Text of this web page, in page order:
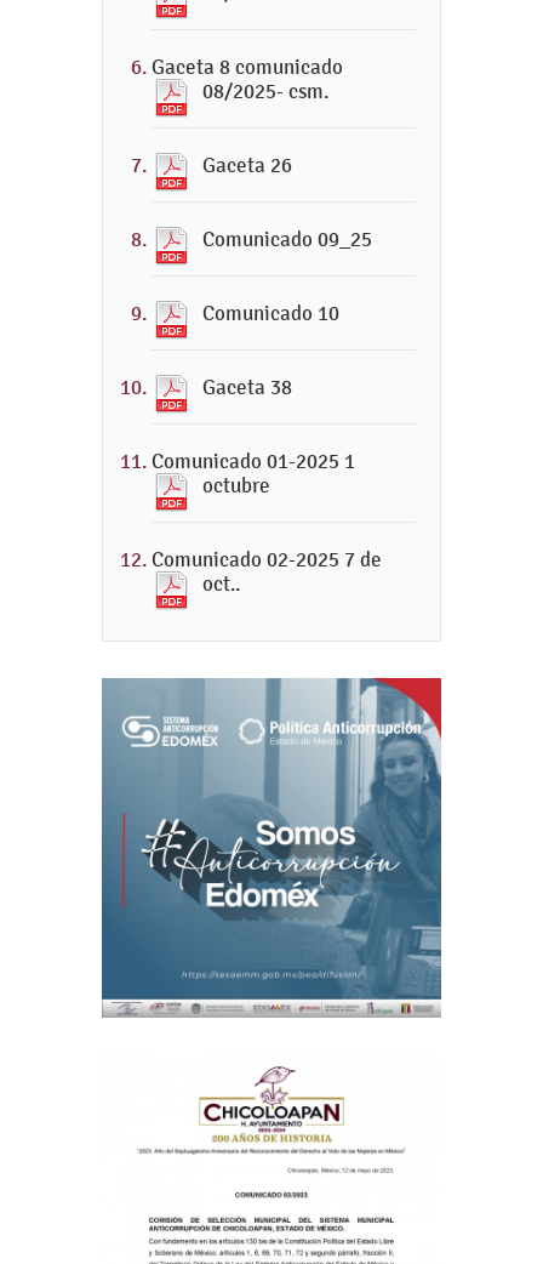
Gaceta 8 comunicado
08/2025- csm.
Gaceta 26
Comunicado 09_25
Comunicado 10
Gaceta 38
Comunicado 01-2025 1
octubre
Comunicado 02-2025 7 de
oct..